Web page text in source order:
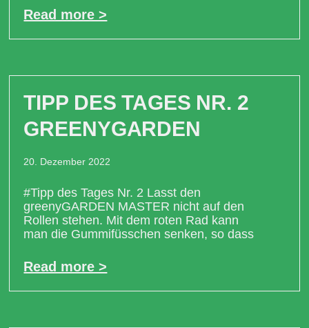
Read more >
TIPP DES TAGES NR. 2
GREENYGARDEN
20. Dezember 2022
#Tipp des Tages Nr. 2 Lasst den
greenyGARDEN MASTER nicht auf den
Rollen stehen. Mit dem roten Rad kann
man die Gummifüsschen senken, so dass
Read more >